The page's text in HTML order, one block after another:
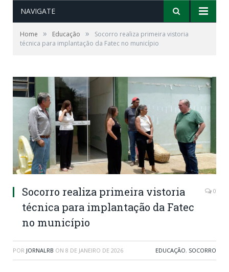
NAVIGATE
Home » Educação »
Socorro realiza primeira vistoria
técnica para implantação da Fatec no município
Socorro realiza primeira vistoria
técnica para implantação da Fatec
no município
0
POR JORNALRB ON 8 DE JANEIRO DE 2026 EDUCAÇÃO, SOCORRO